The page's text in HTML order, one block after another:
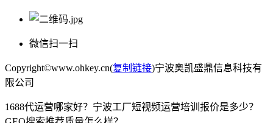
微信扫一扫
Copyright©www.ohkey.cn(复制链接)宁波奥凯盛鼎信息科技有
限公司
1688代运营哪家好？宁波工厂短视频运营培训报价是多少？